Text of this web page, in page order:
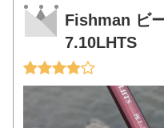
Fishman ビ
7.10LHTS